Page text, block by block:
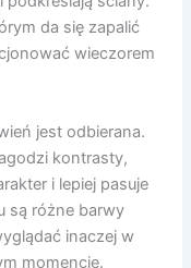
da się zapalić
wieczorem
jest odbierana.
kontrasty,
i lepiej pasuje
są różne barwy
inaczej w
momencie.